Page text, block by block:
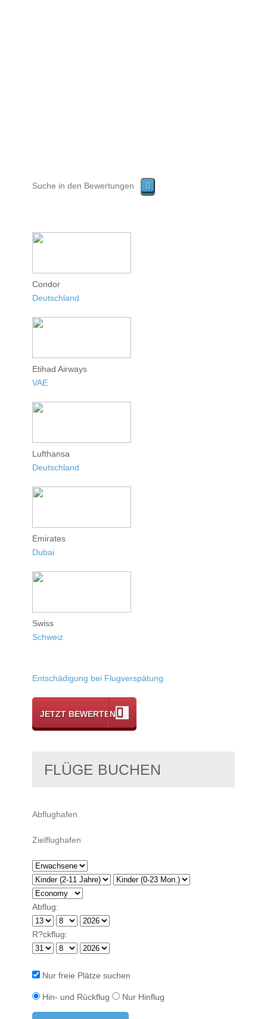
Condor
Deutschland
Etihad Airways
VAE
Lufthansa
Deutschland
Emirates
Dubai
Swiss
Schweiz
Entschädigung bei Flugverspätung
JETZT BEWERTEN
FLÜGE BUCHEN
Abflug:
R?ckflug:
Nur freie Plätze suchen
Hin- und Rückflug Nur Hinflug